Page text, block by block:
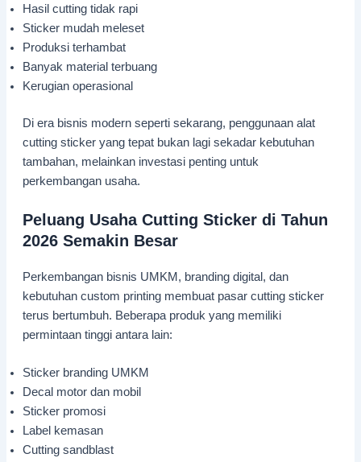
Hasil cutting tidak rapi
Sticker mudah meleset
Produksi terhambat
Banyak material terbuang
Kerugian operasional
Di era bisnis modern seperti sekarang, penggunaan alat
cutting sticker yang tepat bukan lagi sekadar kebutuhan
tambahan, melainkan investasi penting untuk
perkembangan usaha.
Peluang Usaha Cutting Sticker di Tahun
2026 Semakin Besar
Perkembangan bisnis UMKM, branding digital, dan
kebutuhan custom printing membuat pasar cutting sticker
terus bertumbuh. Beberapa produk yang memiliki
permintaan tinggi antara lain:
Sticker branding UMKM
Decal motor dan mobil
Sticker promosi
Label kemasan
Cutting sandblast